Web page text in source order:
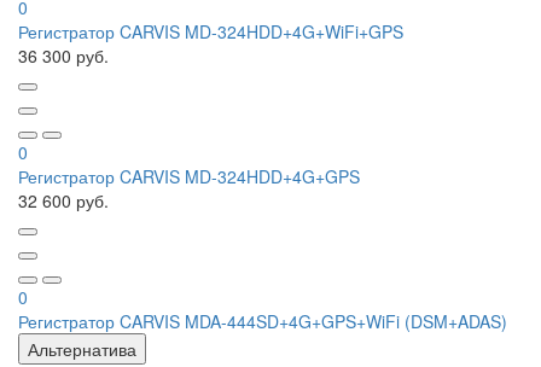
0
Регистратор CARVIS MD-324HDD+4G+WiFi+GPS
36 300 руб.
0
Регистратор CARVIS MD-324HDD+4G+GPS
32 600 руб.
0
Регистратор CARVIS MDA-444SD+4G+GPS+WiFi (DSM+ADAS)
Альтернатива